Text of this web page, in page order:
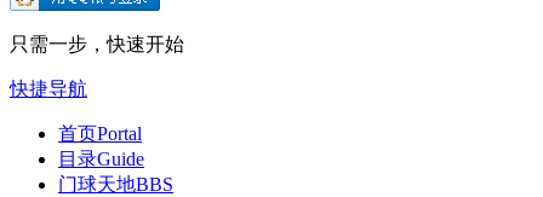
只需一步，快速开始
快捷导航
首页Portal
目录Guide
门球天地BBS